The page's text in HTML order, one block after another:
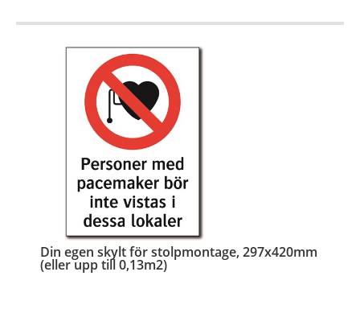
Din egen skylt för stolpmontage, 297x420mm
(eller upp till 0,13m2)